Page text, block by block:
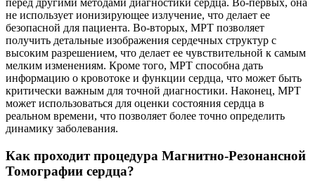
не использует ионизирующее излучение, что делает ее
безопасной для пациента. Во-вторых, МРТ позволяет
получить детальные изображения сердечных структур с
высоким разрешением, что делает ее чувствительной к самым
мелким изменениям. Кроме того, МРТ способна дать
информацию о кровотоке и функции сердца, что может быть
критически важным для точной диагностики. Наконец, МРТ
может использоваться для оценки состояния сердца в
реальном времени, что позволяет более точно определить
динамику заболевания.
Как проходит процедура Магнитно-Резонансной
Томографии сердца?